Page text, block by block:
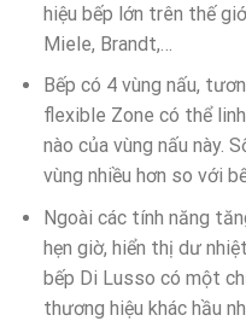
hiệu bếp lớn trên thế
Miele, Brandt,…
Bếp có 4 vùng nấu,
flexible Zone có thể
nào của vùng nấu này.
vùng nhiều hơn so với
Ngoài các tính năng
hẹn giờ, hiển thị dư
bếp Di Lusso có một
thương hiệu khác hầu